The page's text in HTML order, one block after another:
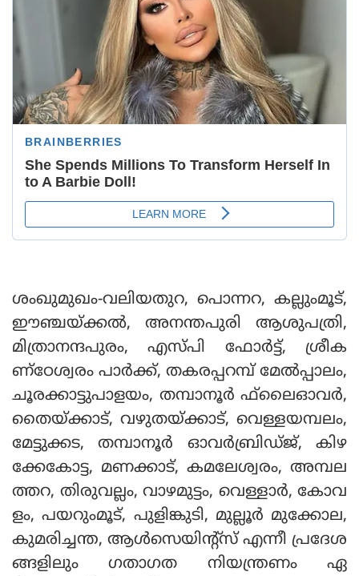
ശംഖുമുഖം-വലിയതുറ, പൊന്നറ, കല്ലുംമൂട്,
ഈഞ്ചയ്ക്കല്‍, അനന്തപുരി ആശുപത്രി,
മിത്രാനന്ദപുരം, എസ്പി ഫോര്‍ട്ട്, ശ്രീക
ണ്‌ഠേശ്വരം പാര്‍ക്ക്, തകരപ്പറമ്പ് മേല്‍പ്പാലം,
ചൂരക്കാട്ടുപാളയം, തമ്പാനൂര്‍ ഫ്‌ലൈഓവര്‍,
തൈയ്ക്കാട്, വഴുതയ്ക്കാട്, വെള്ളയമ്പലം,
മേട്ടുക്കട, തമ്പാനൂര്‍ ഓവര്‍ബ്രിഡ്ജ്, കിഴ
ക്കേകോട്ട, മണക്കാട്, കമലേശ്വരം, അമ്പല
ത്തറ, തിരുവല്ലം, വാഴമുട്ടം, വെള്ളാര്‍, കോവ
ളം, പയറുംമൂട്, പുളിങ്കുടി, മുല്ലൂര്‍ മുക്കോല,
കുമരിച്ചന്ത, ആള്‍സെയിന്റ്‌സ് എന്നീ പ്രദേശ
ങ്ങളിലും ഗതാഗത നിയന്ത്രണം ഏ